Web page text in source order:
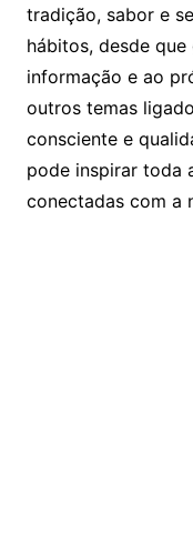
tradição, sabor e
hábitos, desde
informação e ao
outros temas
consciente e
pode inspirar toda
conectadas com a